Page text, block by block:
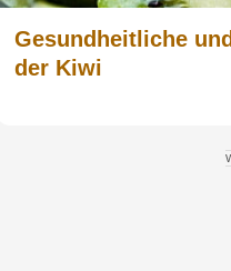
Gesundheitliche
der Kiwi